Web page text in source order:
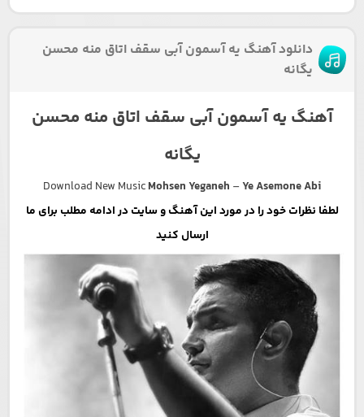
دانلود آهنگ یه آسمون آبی سقف اتاق منه محسن
یگانه
آهنگ یه آسمون آبی سقف اتاق منه محسن
یگانه
Download New MusicMohsen Yeganeh –Ye Asemone Abi
لطفا نظرات خود را در مورد این آهنگ و سایت در ادامه مطلب برای ما
ارسال کنید